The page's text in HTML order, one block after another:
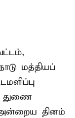
மத்தியப்
துணை
அன்றைய தினம்